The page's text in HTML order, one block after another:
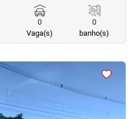
0
Vaga(s)
0
banho(s)